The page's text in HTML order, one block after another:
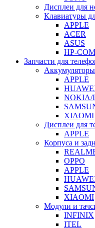
Дисплеи для
Клавиатуры
APPLE
ACER
ASUS
HP-
Запчасти для
APPLE
NOKIA/
XIAOMI
Дисплеи для
APPLE
Корпуса и
OPPO
APPLE
XIAOMI
Модули и
INFINIX
ITEL